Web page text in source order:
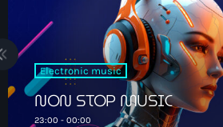
Electronic music
NON STOP MUSIC
00:00 - 06:00